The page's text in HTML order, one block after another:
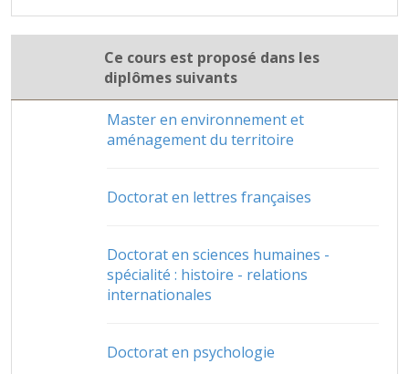
Ce cours est proposé dans les
diplômes suivants
Master en environnement et
aménagement du territoire
Doctorat en lettres françaises
Doctorat en sciences humaines -
spécialité : histoire - relations
internationales
Doctorat en psychologie